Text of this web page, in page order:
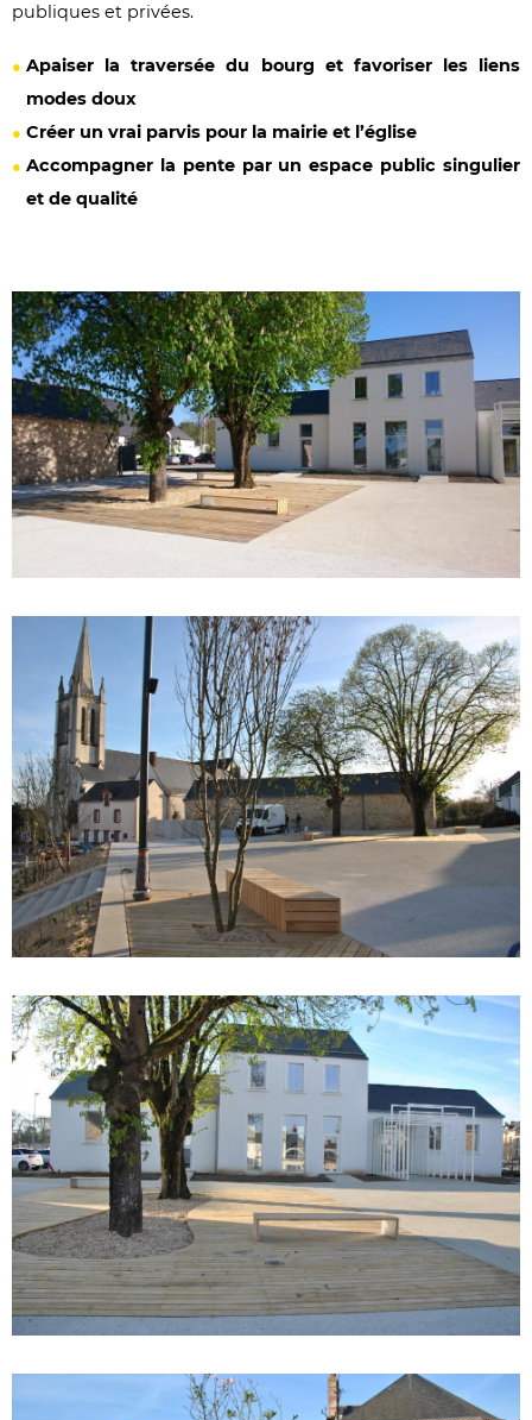
publiques et privées.
Apaiser la traversée du bourg et favoriser les liens
modes doux
Créer un vrai parvis pour la mairie et l’église
Accompagner la pente par un espace public singulier
et de qualité